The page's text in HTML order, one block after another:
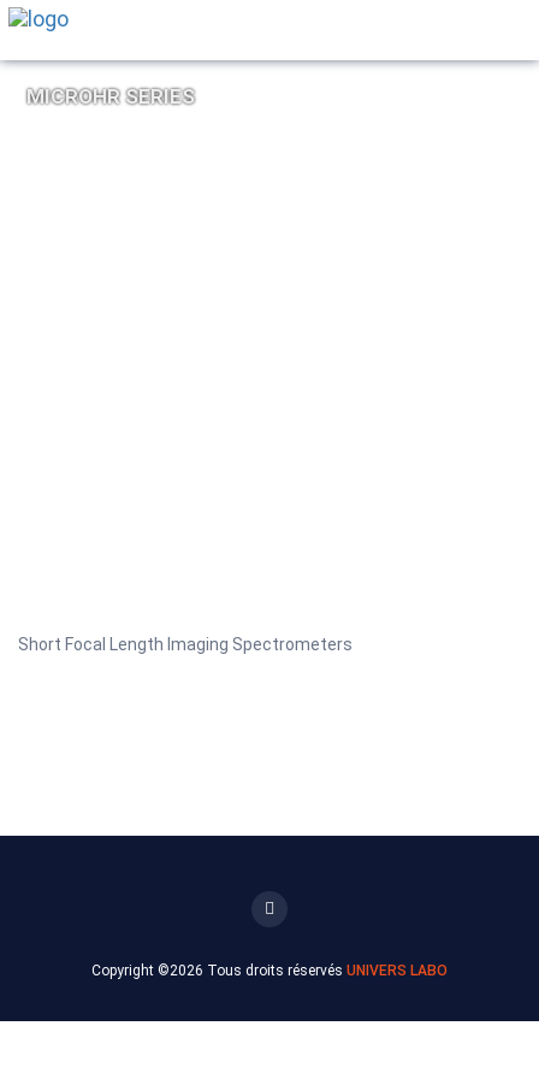
MICROHR SERIES
Short Focal Length Imaging Spectrometers
Copyright ©2026 Tous droits réservés UNIVERS LABO